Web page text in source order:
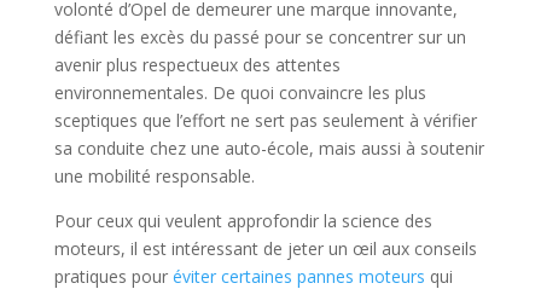
volonté d’Opel de demeurer une marque innovante,
défiant les excès du passé pour se concentrer sur un
avenir plus respectueux des attentes
environnementales. De quoi convaincre les plus
sceptiques que l’effort ne sert pas seulement à vérifier
sa conduite chez une auto-école, mais aussi à soutenir
une mobilité responsable.
Pour ceux qui veulent approfondir la science des
moteurs, il est intéressant de jeter un œil aux conseils
pratiques pour éviter certaines pannes moteurs qui